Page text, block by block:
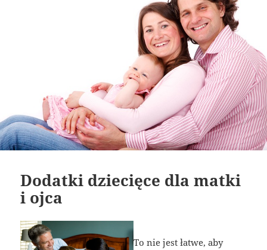
Dodatki dziecięce dla matki
i ojca
To nie jest łatwe, aby